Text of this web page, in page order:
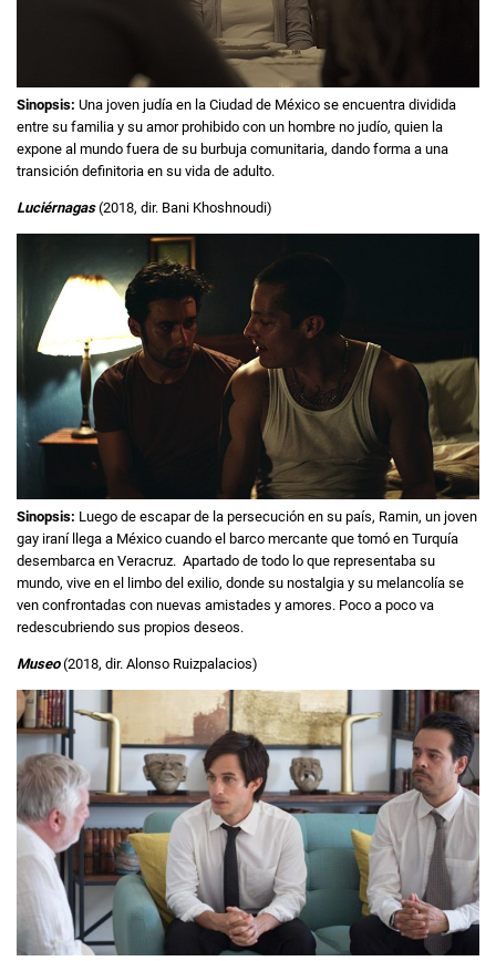
Sinopsis: Una joven judía en la Ciudad de México se encuentra dividida
entre su familia y su amor prohibido con un hombre no judío, quien la
expone al mundo fuera de su burbuja comunitaria, dando forma a una
transición definitoria en su vida de adulto.
Luciérnagas (2018, dir. Bani Khoshnoudi)
Sinopsis: Luego de escapar de la persecución en su país, Ramin, un joven
gay iraní llega a México cuando el barco mercante que tomó en Turquía
desembarca en Veracruz. Apartado de todo lo que representaba su
mundo, vive en el limbo del exilio, donde su nostalgia y su melancolía se
ven confrontadas con nuevas amistades y amores. Poco a poco va
redescubriendo sus propios deseos.
Museo(2018, dir. Alonso Ruizpalacios)